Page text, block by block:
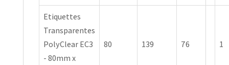
Etiquettes
Transparentes
PolyClear EC3
- 80mm x
80 139 76 1